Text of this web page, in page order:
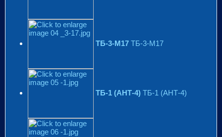
ТБ-3-М17 ТБ-3-М17
ТБ-1 (АНТ-4) ТБ-1 (АНТ-4)